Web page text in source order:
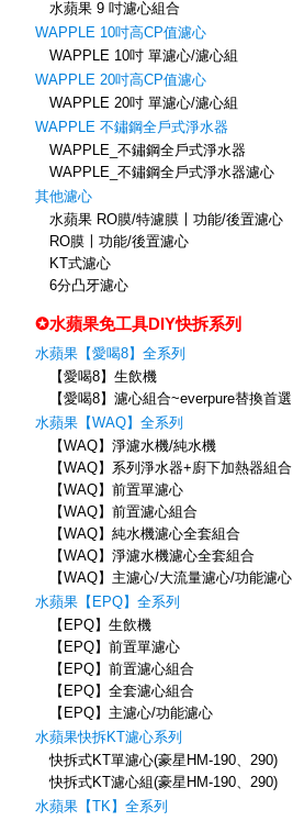
水蘋果 9 吋濾心組合
WAPPLE 10吋高CP值濾心
WAPPLE 10吋 單濾心/濾心組
WAPPLE 20吋高CP值濾心
WAPPLE 20吋 單濾心/濾心組
WAPPLE 不鏽鋼全戶式淨水器
WAPPLE_不鏽鋼全戶式淨水器
WAPPLE_不鏽鋼全戶式淨水器濾心
其他濾心
水蘋果 RO膜/特濾膜〡功能/後置濾心
RO膜〡功能/後置濾心
KT式濾心
6分凸牙濾心
✪水蘋果免工具DIY快拆系列
水蘋果【愛喝8】全系列
【愛喝8】生飲機
【愛喝8】濾心組合~everpure替換首選
水蘋果【WAQ】全系列
【WAQ】淨濾水機/純水機
【WAQ】系列淨水器+廚下加熱器組合
【WAQ】前置單濾心
【WAQ】前置濾心組合
【WAQ】純水機濾心全套組合
【WAQ】淨濾水機濾心全套組合
【WAQ】主濾心/大流量濾心/功能濾心
水蘋果【EPQ】全系列
【EPQ】生飲機
【EPQ】前置單濾心
【EPQ】前置濾心組合
【EPQ】全套濾心組合
【EPQ】主濾心/功能濾心
水蘋果快拆KT濾心系列
快拆式KT單濾心(豪星HM-190、290)
快拆式KT濾心組(豪星HM-190、290)
水蘋果【TK】全系列